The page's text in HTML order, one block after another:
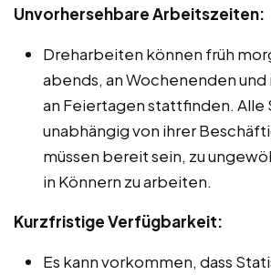
Unvorhersehbare Arbeitszeiten:
Dreharbeiten können früh
abends, an Wochenenden und
an Feiertagen stattfinden. Alle
unabhängig von ihrer
müssen bereit sein, zu
in Könnern zu arbeiten.
Kurzfristige Verfügbarkeit:
Es kann vorkommen, dass